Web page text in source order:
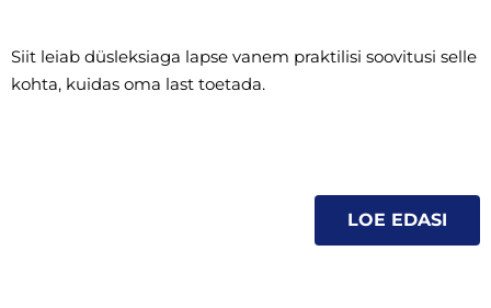
Siit leiab düsleksiaga lapse vanem praktilisi soovitusi selle
kohta, kuidas oma last toetada.
LOE EDASI